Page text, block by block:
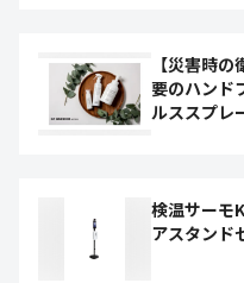
【災害時
要のハンド
ルススプレ
検温サーモ
アスタンド